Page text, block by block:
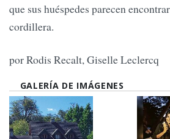
que sus huéspedes parecen
cordillera.
por Rodis Recalt, Giselle Leclercq
GALERÍA DE IMÁGENES